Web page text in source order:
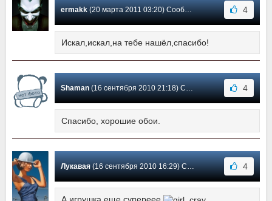
ermakk(20 марта 2011 03:20) Сообщение #3 4
Искал,искал,на тебе нашёл,спасибо!
Shaman(16 сентября 2010 21:18) Сообщение #2 4
Спасибо, хорошие обои.
Лукавая(16 сентября 2010 16:29) Сообщение #1 4